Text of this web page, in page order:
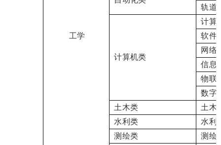
工学
轨道
计算机类
计算
软件
网络
信息
物联
数字
土木类
土木
水利类
水利
测绘类
测绘